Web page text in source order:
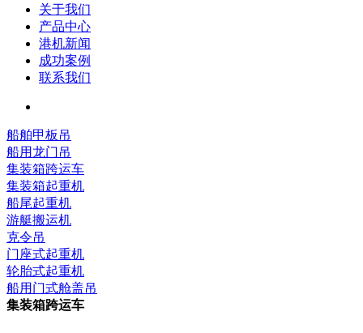
关于我们
产品中心
港机新闻
成功案例
联系我们
船舶甲板吊
船用龙门吊
集装箱跨运车
集装箱起重机
船尾起重机
游艇搬运机
克令吊
门座式起重机
轮胎式起重机
船用门式舱盖吊
集装箱跨运车